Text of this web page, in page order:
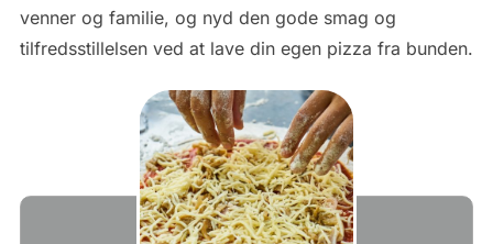
venner og familie, og nyd den gode smag og
tilfredsstillelsen ved at lave din egen pizza fra bunden.